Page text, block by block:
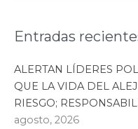
Entradas
ALERTAN LÍDERES
QUE LA VIDA DEL
RIESGO;
agosto, 2026